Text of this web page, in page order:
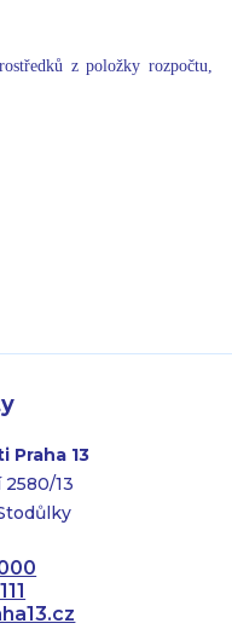
z položky rozpočtu,
Praha 13
13